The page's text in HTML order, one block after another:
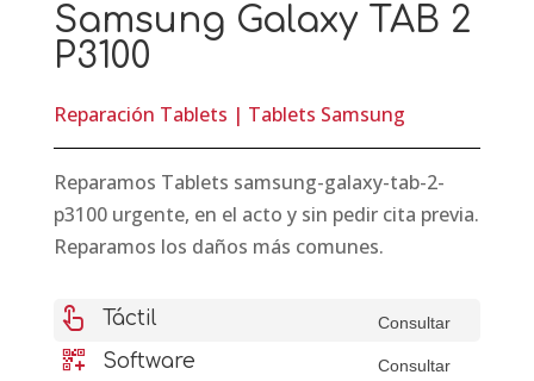
Samsung Galaxy TAB 2
P3100
Reparación Tablets | Tablets Samsung
Reparamos Tablets samsung-galaxy-tab-2-
p3100 urgente, en el acto y sin pedir cita previa.
Reparamos los daños más comunes.
touch_app Táctil Consultar
qr_code_2_add Software Consultar